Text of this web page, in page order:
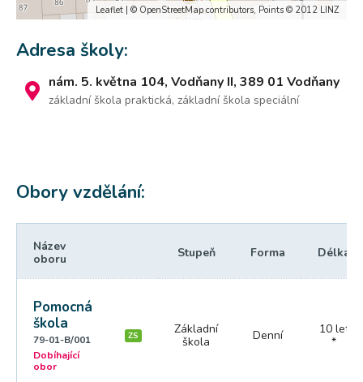
Leaflet | © OpenStreetMapcontributors, Points © 2012 LINZ
Adresa školy:
nám. 5. května 104, Vodňany II, 389 01 Vodňany
základní škola praktická, základní škola speciální
Obory vzdělání:
Název
oboru
Stupeň Forma Délka
Pomocná
škola
79-01-B/001
Dobíhající
obor
ZS
Základní
škola
Denní
10 let
*